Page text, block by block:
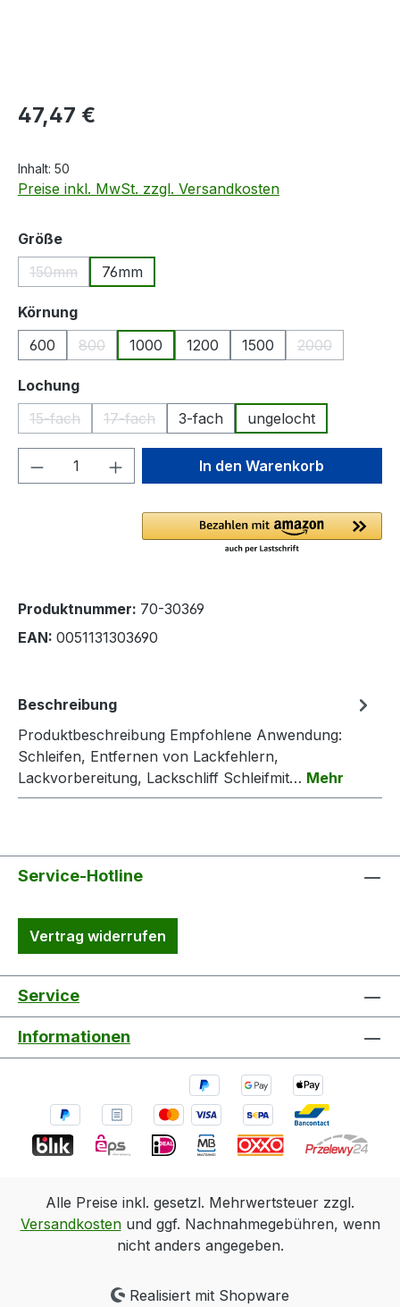
Regulärer Preis:
47,47 €
Inhalt: 50
Preise inkl. MwSt. zzgl. Versandkosten
Größeauswählen
150mm
(Diese Option ist zurzeit nicht verfügbar.)
76mm
Körnungauswählen
600
800
(Diese Option ist zurzeit nicht verfügbar.)
1000 1200 1500 2000
(Diese
Lochungauswählen
15-fach
(Diese Option ist zurzeit nicht verfügbar.)
17-fach
(Diese Option ist zurzeit nicht verfügbar.)
3-fach ungelocht
Produkt Anzahl: Gib denIn den Warenkorb
Produktnummer: 70-30369
EAN: 0051131303690
Beschreibung
Produktbeschreibung Empfohlene Anwendung:
Schleifen, Entfernen von Lackfehlern,
Lackvorbereitung, Lackschliff Schleifmit… Mehr
Service-Hotline
Vertrag widerrufen
Service
Informationen
Alle Preise inkl. gesetzl. Mehrwertsteuer zzgl.
Versandkostenund ggf. Nachnahmegebühren, wenn
nicht anders angegeben.
Realisiert mit Shopware